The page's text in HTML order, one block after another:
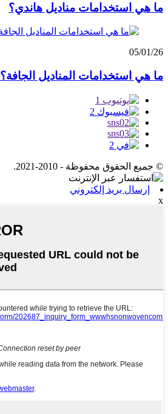
ما هي استخدامات مناديل هاندي؟
05/01/26
ما هي استخدامات المناديل الجافة؟
© جميع الحقوق محفوظة - 2010-2021.
إرسال بريد إلكتروني
x